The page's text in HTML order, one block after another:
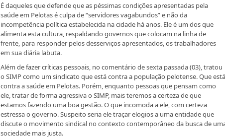
É daqueles que defende que as péssimas condições apresentadas pela
saúde em Pelotas é culpa de “servidores vagabundos” e não da
incompetência política estabelecida na cidade há anos. Ele é um dos que
alimenta esta cultura, respaldando governos que colocam na linha de
frente, para responder pelos desserviços apresentados, os trabalhadores
em sua diária labuta.
Além de fazer críticas pessoais, no comentário de sexta passada (03), tratou
o SIMP como um sindicato que está contra a população pelotense. Que está
contra a saúde em Pelotas. Porém, enquanto pessoas que pensam como
ele, tratar de forma agressiva o SIMP, mais teremos a certeza de que
estamos fazendo uma boa gestão. O que incomoda a ele, com certeza
estressa o governo. Suspeito seria ele traçar elogios a uma entidade que
discute o movimento sindical no contexto contemporâneo da busca de
sociedade mais justa.